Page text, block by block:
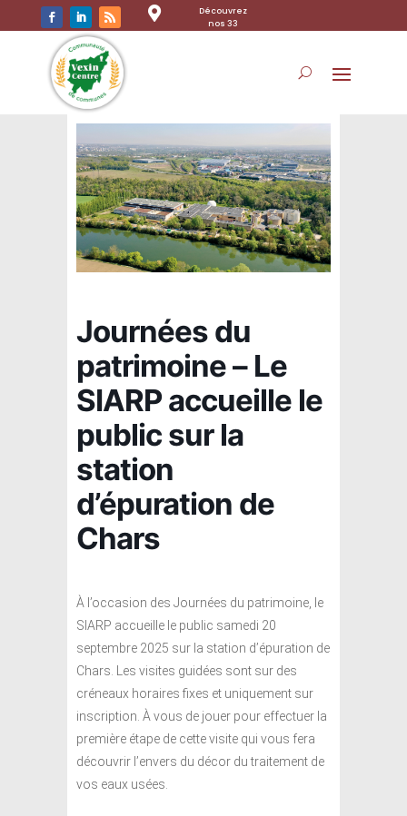

Découvrez
nos 33
Journées du
patrimoine – Le
SIARP accueille le
public sur la
station
d’épuration de
Chars
À l’occasion des Journées du patrimoine, le
SIARP accueille le public samedi 20
septembre 2025 sur la station d’épuration de
Chars. Les visites guidées sont sur des
créneaux horaires fixes et uniquement sur
inscription. À vous de jouer pour effectuer la
première étape de cette visite qui vous fera
découvrir l’envers du décor du traitement de
vos eaux usées.